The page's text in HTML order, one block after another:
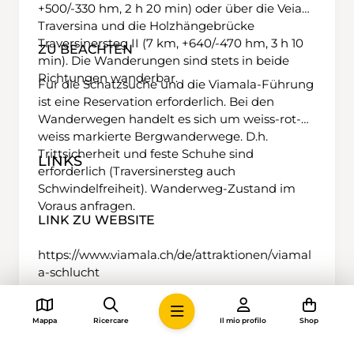
+500/-330 hm, 2 h 20 min) oder über die Veia
Traversina und die Holzhängebrücke
Traversinersteg II (7 km, +640/-470 hm, 3 h 10
min). Die Wanderungen sind stets in beide
Richtungen wanderbar.
ZU BEACHTEN
Für die Schatzsuche und die Viamala-Führung
ist eine Reservation erforderlich. Bei den
Wanderwegen handelt es sich um weiss-rot-
weiss markierte Bergwanderwege. D.h.
Trittsicherheit und feste Schuhe sind
erforderlich (Traversinersteg auch
Schwindelfreiheit). Wanderweg-Zustand im
Voraus anfragen.
LINKS
LINK ZU WEBSITE
https://www.viamala.ch/de/attraktionen/viamal
a-schlucht
Mappa Ricercare Il mio profilo Shop